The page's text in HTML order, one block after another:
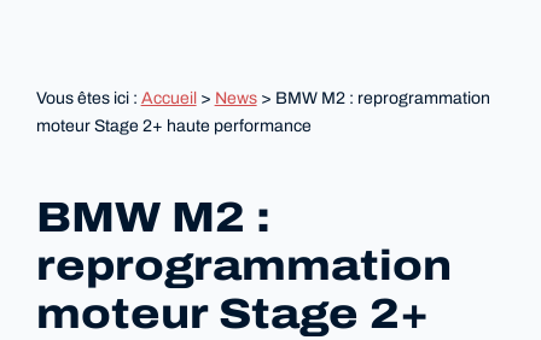
Vous êtes ici : Accueil> News> BMW M2 : reprogrammation
moteur Stage 2+ haute performance
BMW M2 :
reprogrammation
moteur Stage 2+